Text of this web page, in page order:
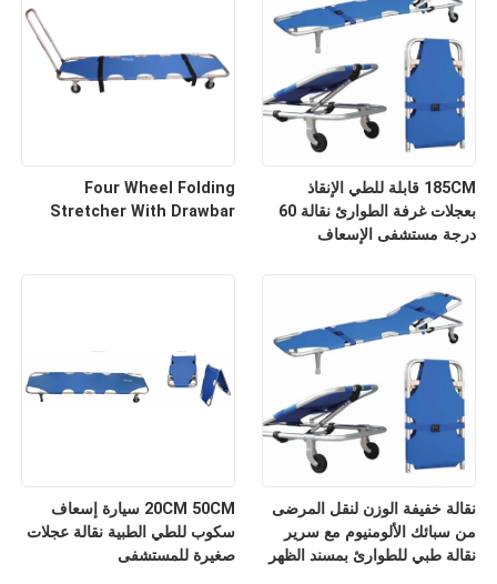
Four Wheel Folding
Stretcher With Drawbar
185CM قابلة للطي الإنقاذ
بعجلات غرفة الطوارئ نقالة 60
درجة مستشفى الإسعاف
20CM 50CM سيارة إسعاف
سكوب للطي الطبية نقالة عجلات
صغيرة للمستشفى
نقالة خفيفة الوزن لنقل المرضى
من سبائك الألومنيوم مع سرير
نقالة طبي للطوارئ بمسند الظهر